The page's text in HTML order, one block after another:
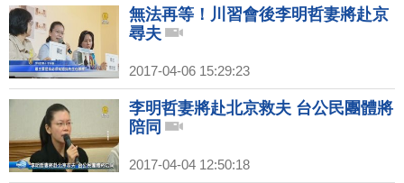
無法再等！川習會後李明哲妻將赴京
尋夫
2017-04-06 15:29:23
李明哲妻將赴北京救夫 台公民團體將
陪同
2017-04-04 12:50:18